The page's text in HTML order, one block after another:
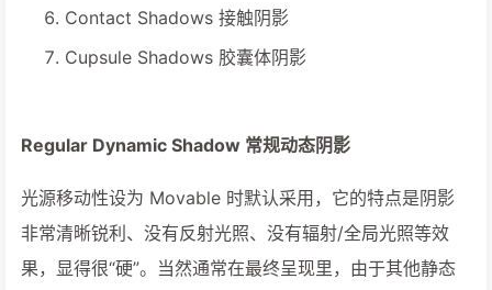
Contact Shadows 接触阴影
Cupsule Shadows 胶囊体阴影
Regular Dynamic Shadow 常规动态阴影
光源移动性设为 Movable 时默认采用，它的特点是阴影
非常清晰锐利、没有反射光照、没有辐射/全局光照等效
果，显得很“硬”。当然通常在最终呈现里，由于其他静态